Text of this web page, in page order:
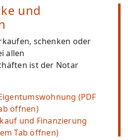
und
schenken oder
allen
ist der Notar
(PDF
öffnen)
und Finanzierung
Tab öffnen)